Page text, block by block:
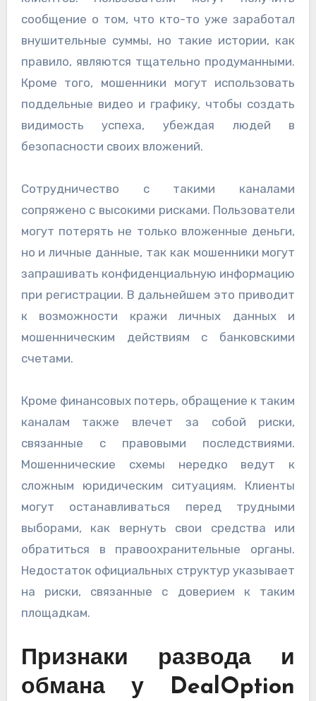
сообщение о том, что кто-то уже заработал
внушительные суммы, но такие истории, как
правило, являются тщательно продуманными.
Кроме того, мошенники могут использовать
поддельные видео и графику, чтобы создать
видимость успеха, убеждая людей в
безопасности своих вложений.
Сотрудничество с такими каналами
сопряжено с высокими рисками. Пользователи
могут потерять не только вложенные деньги,
но и личные данные, так как мошенники могут
запрашивать конфиденциальную информацию
при регистрации. В дальнейшем это приводит
к возможности кражи личных данных и
мошенническим действиям с банковскими
счетами.
Кроме финансовых потерь, обращение к таким
каналам также влечет за собой риски,
связанные с правовыми последствиями.
Мошеннические схемы нередко ведут к
сложным юридическим ситуациям. Клиенты
могут останавливаться перед трудными
выборами, как вернуть свои средства или
обратиться в правоохранительные органы.
Недостаток официальных структур указывает
на риски, связанные с доверием к таким
площадкам.
Признаки развода и
обмана у DealOption